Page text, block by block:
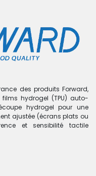
0 articles trouvés.
aucun
!
Oppo A2 5G
des produits Forward,
hydrogel (TPU) auto-
hydrogel pour une
ajustée (écrans plats ou
et sensibilité tactile